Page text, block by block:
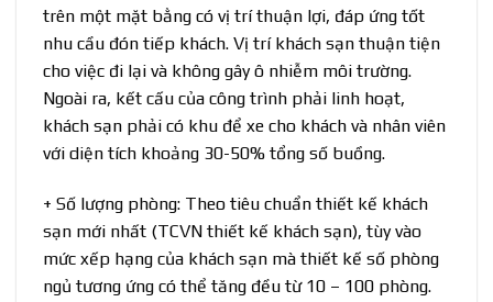
trên một mặt bằng có vị trí thuận lợi, đáp ứng tốt
nhu cầu đón tiếp khách. Vị trí khách sạn thuận tiện
cho việc đi lại và không gây ô nhiễm môi trường.
Ngoài ra, kết cấu của công trình phải linh hoạt,
khách sạn phải có khu để xe cho khách và nhân viên
với diện tích khoảng 30-50% tổng số buồng.
+ Số lượng phòng: Theo tiêu chuẩn thiết kế khách
sạn mới nhất (TCVN thiết kế khách sạn), tùy vào
mức xếp hạng của khách sạn mà thiết kế số phòng
ngủ tương ứng có thể tăng đều từ 10 – 100 phòng.